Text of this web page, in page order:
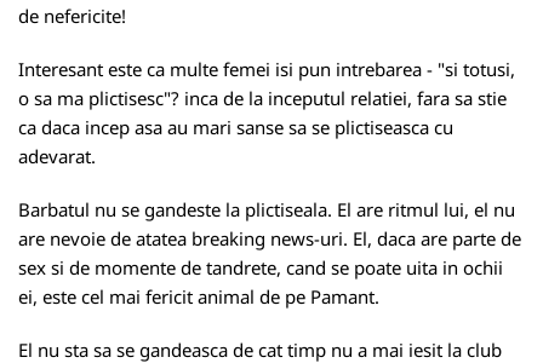
de nefericite!
Interesant este ca multe femei isi pun intrebarea - "si totusi,
o sa ma plictisesc"? inca de la inceputul relatiei, fara sa stie
ca daca incep asa au mari sanse sa se plictiseasca cu
adevarat.
Barbatul nu se gandeste la plictiseala. El are ritmul lui, el nu
are nevoie de atatea breaking news-uri. El, daca are parte de
sex si de momente de tandrete, cand se poate uita in ochii
ei, este cel mai fericit animal de pe Pamant.
El nu sta sa se gandeasca de cat timp nu a mai iesit la club